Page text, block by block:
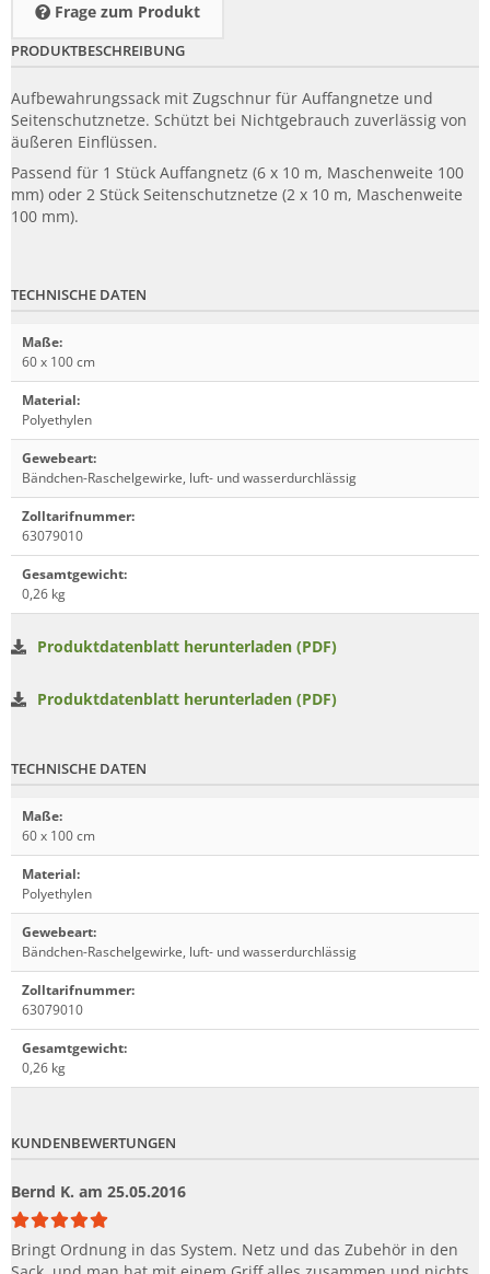
Frage zum Produkt
PRODUKTBESCHREIBUNG
Aufbewahrungssack mit Zugschnur für Auffangnetze und
Seitenschutznetze. Schützt bei Nichtgebrauch zuverlässig von
äußeren Einflüssen.
Passend für 1 Stück Auffangnetz (6 x 10 m, Maschenweite 100
mm) oder 2 Stück Seitenschutznetze (2 x 10 m, Maschenweite
100 mm).
TECHNISCHE DATEN
Maße:
60 x 100 cm
Material:
Polyethylen
Gewebeart:
Bändchen-Raschelgewirke, luft- und wasserdurchlässig
Zolltarifnummer:
63079010
Gesamtgewicht:
0,26 kg
Produktdatenblatt herunterladen (PDF)
Produktdatenblatt herunterladen (PDF)
TECHNISCHE DATEN
Maße:
60 x 100 cm
Material:
Polyethylen
Gewebeart:
Bändchen-Raschelgewirke, luft- und wasserdurchlässig
Zolltarifnummer:
63079010
Gesamtgewicht:
0,26 kg
KUNDENBEWERTUNGEN
Bernd K. am 25.05.2016
Bringt Ordnung in das System. Netz und das Zubehör in den